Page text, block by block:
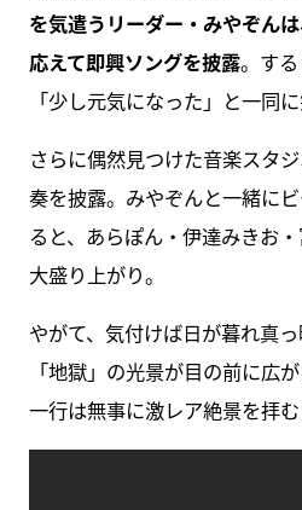
を気遣うリーダー・みやぞん
応えて即興ソングを披露。する
「少し元気になった」と一同に
さらに偶然見つけた音楽スタ
奏を披露。みやぞんと一緒に
ると、あらぽん・伊達みきお
大盛り上がり。
やがて、気付けば日が暮れ真
「地獄」の光景が目の前に広
一行は無事に激レア絶景を拝